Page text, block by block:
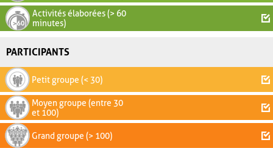
Activités élaborées (> 60
minutes)
PARTICIPANTS
Petit groupe (< 30)
Moyen groupe (entre 30
et 100)
Grand groupe (> 100)